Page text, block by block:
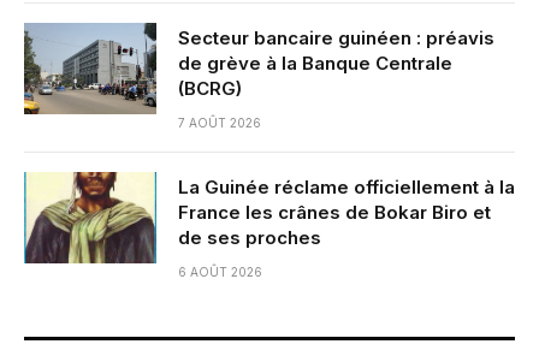
Secteur bancaire guinéen : préavis
de grève à la Banque Centrale
(BCRG)
7 AOÛT 2026
La Guinée réclame officiellement à la
France les crânes de Bokar Biro et
de ses proches
6 AOÛT 2026